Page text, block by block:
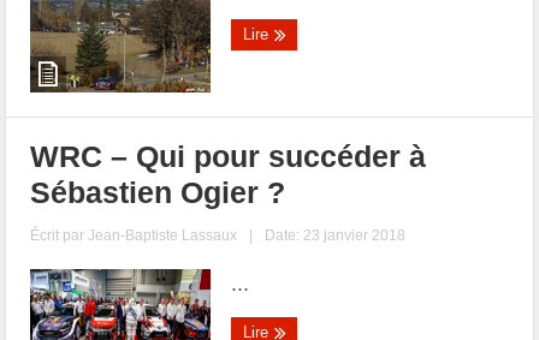
Lire
WRC – Qui pour succéder à
Sébastien Ogier ?
Écrit parJean-Baptiste Lassaux | Date: 23 janvier 2018
...
Lire